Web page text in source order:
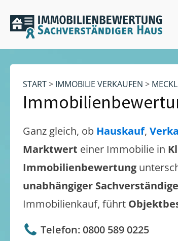
START> IMMOBILIE VERKAUFEN >
Ganz gleich, ob Hauskauf,
Marktwert einer Immobilie in
Immobilienbewertung
unabhängiger
Immobilienkauf, führt
Telefon: 0800 589 0225